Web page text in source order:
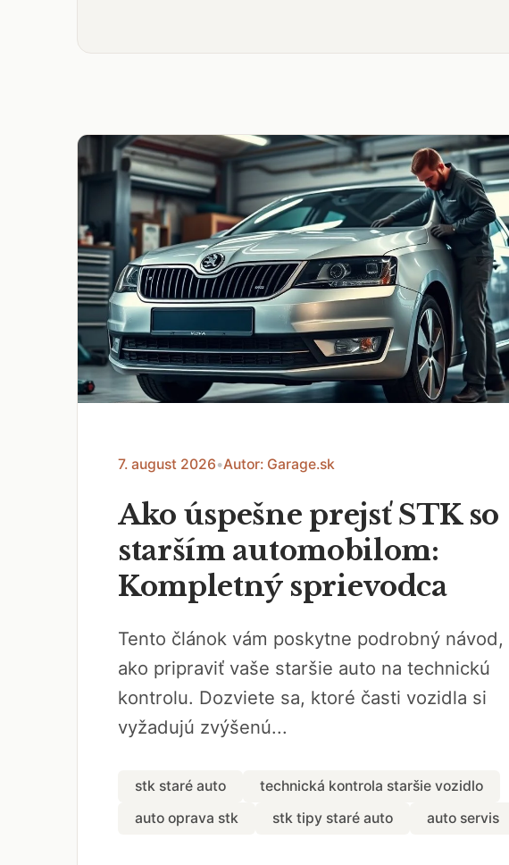
7. august 2026•Autor: Garage.sk
Ako úspešne prejsť STK so
starším automobilom:
Kompletný sprievodca
Tento článok vám poskytne podrobný návod,
ako pripraviť vaše staršie auto na technickú
kontrolu. Dozviete sa, ktoré časti vozidla si
vyžadujú zvýšenú...
stk staré auto
technická kontrola staršie vozidlo
auto oprava stk
stk tipy staré auto auto servis